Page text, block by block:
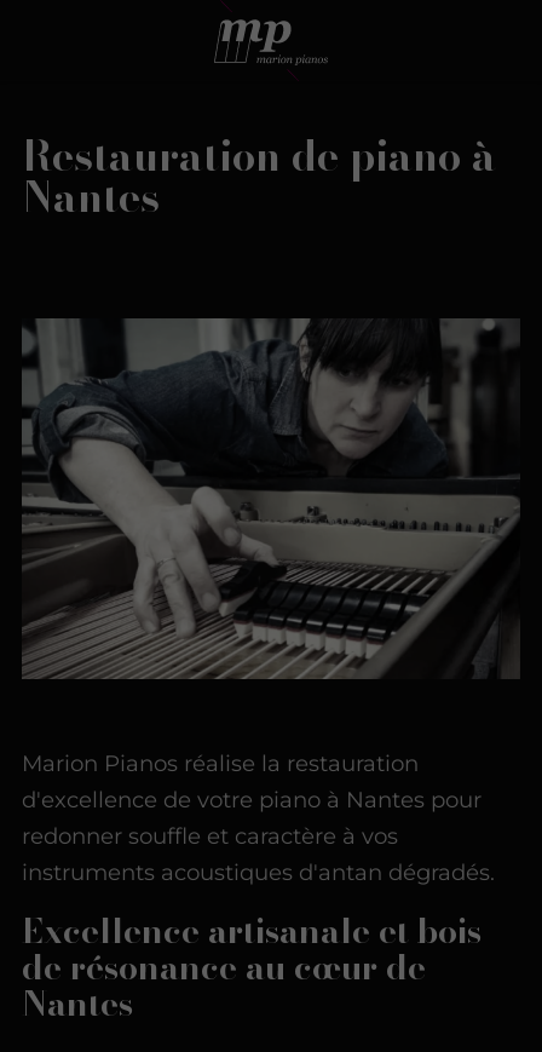
Restauration de piano à
Nantes
Marion Pianos réalise la restauration
d'excellence de votre piano à Nantes pour
redonner souffle et caractère à vos
instruments acoustiques d'antan dégradés.
Excellence artisanale et bois
de résonance au cœur de
Nantes